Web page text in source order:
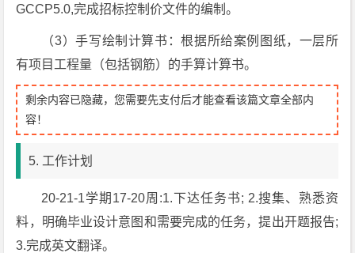
GCCP5.0,完成招标控制价文件的编制。
（3）手写绘制计算书：根据所给案例图纸，一层所
有项目工程量（包括钢筋）的手算计算书。
剩余内容已隐藏，您需要先支付后才能查看该篇文章全部内
容！
5. 工作计划
20-21-1学期17-20周:1.下达任务书; 2.搜集、熟悉资
料，明确毕业设计意图和需要完成的任务，提出开题报告;
3.完成英文翻译。